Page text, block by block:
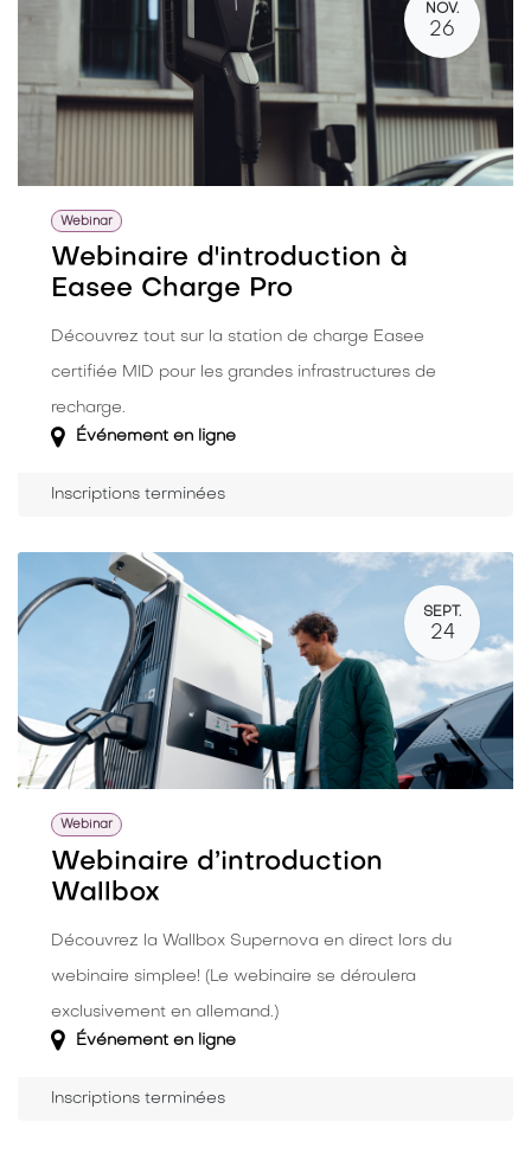
NOV.
26
Webinar
Webinaire d'introduction à
Easee Charge Pro
Découvrez tout sur la station de charge Easee
certifiée MID pour les grandes infrastructures de
recharge.
Événement en ligne
Inscriptions terminées
SEPT.
24
Webinar
Webinaire d’introduction
Wallbox
Découvrez la Wallbox Supernova en direct lors du
webinaire simplee! (Le webinaire se déroulera
exclusivement en allemand.)
Événement en ligne
Inscriptions terminées